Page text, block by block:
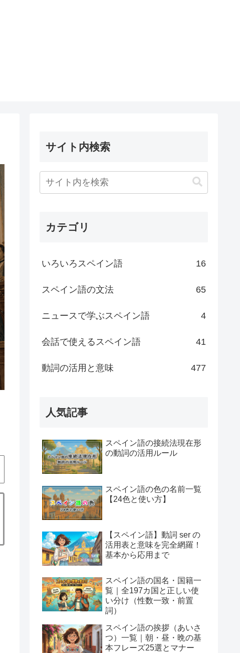
サイト内検索
カテゴリ
いろいろスペイン語 16
スペイン語の文法 65
ニュースで学ぶスペイン語 4
会話で使えるスペイン語 41
動詞の活用と意味 477
人気記事
スペイン語の接続法現在形
の動詞の活用ルール
スペイン語の色の名前一覧
【24色と使い方】
【スペイン語】動詞 ser の
活用表と意味を完全網羅！
基本から応用まで
スペイン語の国名・国籍一
覧｜全197カ国と正しい使
い分け（性数一致・前置
詞）
スペイン語の挨拶（あいさ
つ）一覧｜朝・昼・晩の基
本フレーズ25選とマナー